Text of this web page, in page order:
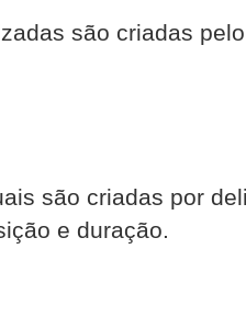
são criadas
são criadas por
e duração.